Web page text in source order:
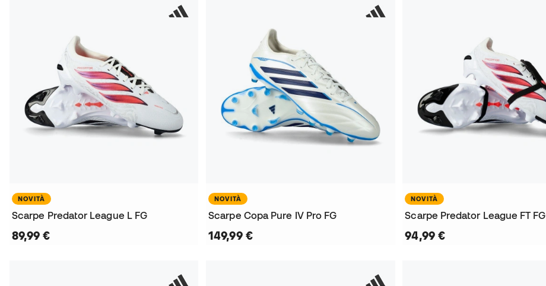
NOVITÀ
Scarpe Predator League L FG
89,99 €
NOVITÀ
Scarpe Copa Pure IV Pro FG
149,99 €
NOVITÀ
Scarpe Predator League FT FG
94,99 €